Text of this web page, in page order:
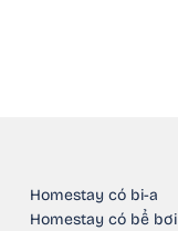
Homestay có bi-a
Homestay có bể bơi